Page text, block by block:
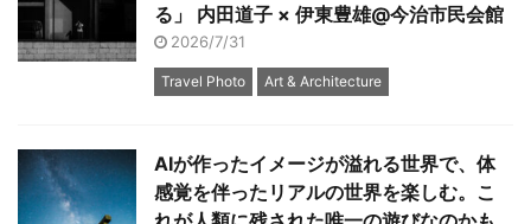
る」 内田道子 × 伊東豊雄@今治市民会館
2026/7/31
Travel Photo Art & Architecture
AIが作ったイメージが溢れる世界で、体
感覚を伴ったリアルの世界を楽しむ。こ